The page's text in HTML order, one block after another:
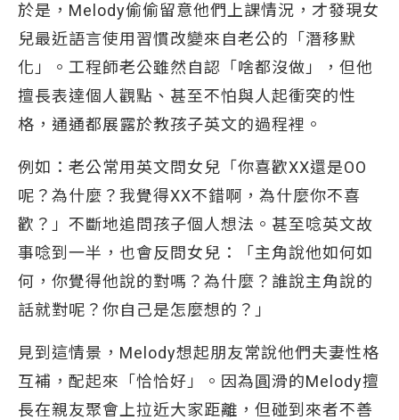
於是，Melody偷偷留意他們上課情況，才發現女
兒最近語言使用習慣改變來自老公的「潛移默
化」。工程師老公雖然自認「啥都沒做」，但他
擅長表達個人觀點、甚至不怕與人起衝突的性
格，通通都展露於教孩子英文的過程裡。
例如：老公常用英文問女兒「你喜歡XX還是OO
呢？為什麼？我覺得XX不錯啊，為什麼你不喜
歡？」不斷地追問孩子個人想法。甚至唸英文故
事唸到一半，也會反問女兒：「主角說他如何如
何，你覺得他說的對嗎？為什麼？誰說主角說的
話就對呢？你自己是怎麼想的？」
見到這情景，Melody想起朋友常說他們夫妻性格
互補，配起來「恰恰好」。因為圓滑的Melody擅
長在親友聚會上拉近大家距離，但碰到來者不善